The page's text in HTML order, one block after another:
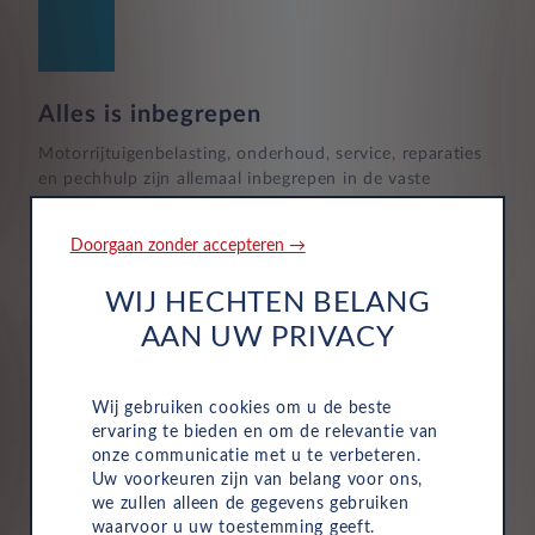
Alles is inbegrepen
Motorrijtuigenbelasting, onderhoud, service, reparaties
en pechhulp zijn allemaal inbegrepen in de vaste
uw bedrijf te beheren.
Verzekering
Uw Leasys zakelijke autolease is standaard voorzien van
verzekering. De maandelijkse kosten omvatten een
Doorgaan zonder accepteren →
WIJ HECHTEN BELANG
AAN UW PRIVACY
Wij gebruiken cookies om u de beste
ervaring te bieden en om de relevantie van
onze communicatie met u te verbeteren.
Uw voorkeuren zijn van belang voor ons,
we zullen alleen de gegevens gebruiken
waarvoor u uw toestemming geeft.